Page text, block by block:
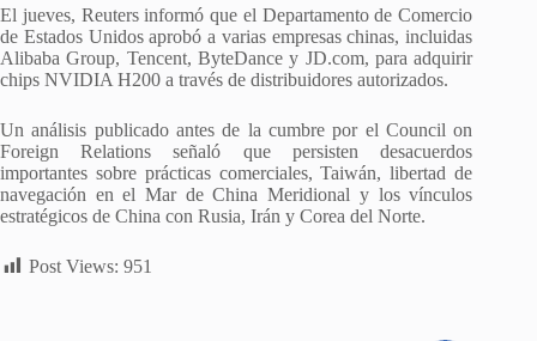
El jueves, Reuters informó que el Departamento de Comercio
de Estados Unidos aprobó a varias empresas chinas, incluidas
Alibaba Group, Tencent, ByteDance y JD.com, para adquirir
chips NVIDIA H200 a través de distribuidores autorizados.
Un análisis publicado antes de la cumbre por el Council on
Foreign Relations señaló que persisten desacuerdos
importantes sobre prácticas comerciales, Taiwán, libertad de
navegación en el Mar de China Meridional y los vínculos
estratégicos de China con Rusia, Irán y Corea del Norte.
Post Views: 951